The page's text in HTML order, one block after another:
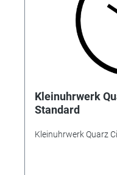
Kleinuhrwerk
Standard
Kleinuhrwerk Quarz